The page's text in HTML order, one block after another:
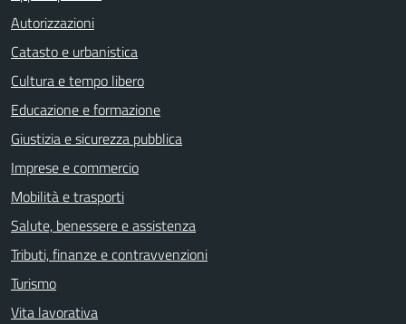
Autorizzazioni
Catasto e urbanistica
Cultura e tempo libero
Educazione e formazione
Giustizia e sicurezza pubblica
Imprese e commercio
Mobilità e trasporti
Salute, benessere e assistenza
Tributi, finanze e contravvenzioni
Turismo
Vita lavorativa